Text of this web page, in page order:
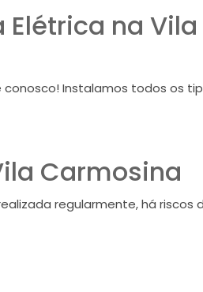
na Vila
conosco! Instalamos todos os
Carmosina
regularmente, há riscos